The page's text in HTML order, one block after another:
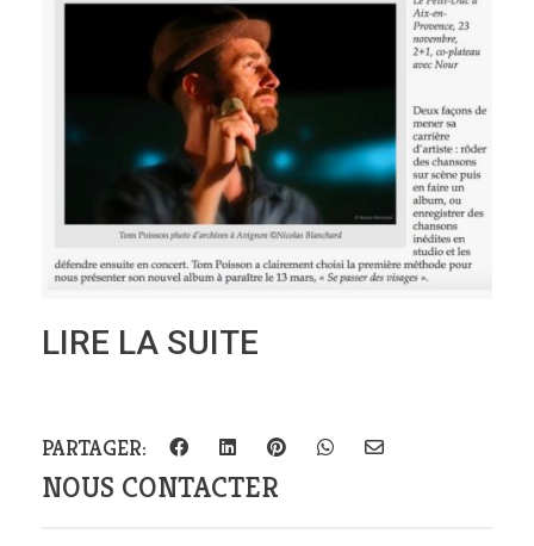
LIRE LA SUITE
PARTAGER:
NOUS CONTACTER